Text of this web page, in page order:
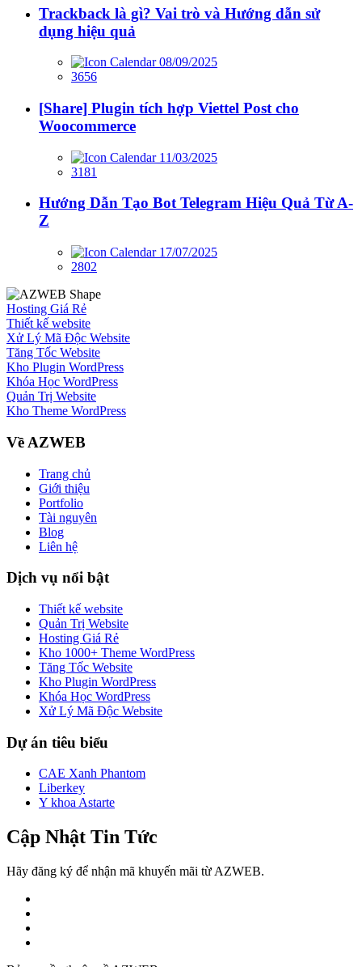
Trackback là gì? Vai trò và Hướng dẫn sử
dụng hiệu quả
08/09/2025
3656
[Share] Plugin tích hợp Viettel Post cho
Woocommerce
11/03/2025
3181
Hướng Dẫn Tạo Bot Telegram Hiệu Quả Từ A-
Z
17/07/2025
2802
Hosting Giá Rẻ
Thiết kế website
Xử Lý Mã Độc Website
Tăng Tốc Website
Kho Plugin WordPress
Khóa Học WordPress
Quản Trị Website
Kho Theme WordPress
Về AZWEB
Trang chủ
Giới thiệu
Portfolio
Tài nguyên
Blog
Liên hệ
Dịch vụ nổi bật
Thiết kế website
Quản Trị Website
Hosting Giá Rẻ
Kho 1000+ Theme WordPress
Tăng Tốc Website
Kho Plugin WordPress
Khóa Học WordPress
Xử Lý Mã Độc Website
Dự án tiêu biểu
CAE Xanh Phantom
Liberkey
Y khoa Astarte
Cập Nhật Tin Tức
Hãy đăng ký để nhận mã khuyến mãi từ AZWEB.